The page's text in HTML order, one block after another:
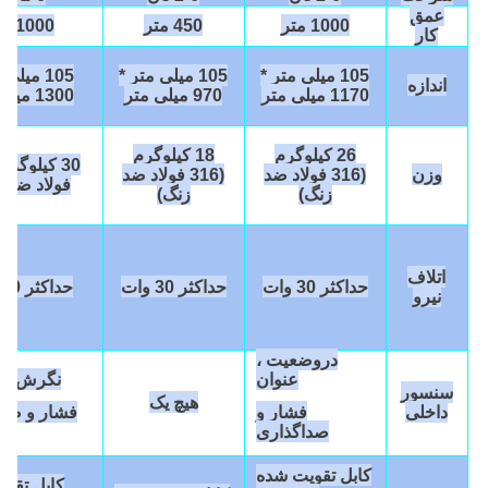
عمق
کار
1000 متر 450 متر 1000 متر
اندازه
105 میلی متر *
1170 میلی متر
105 میلی متر *
970 میلی متر
105
1300 میلی متر
وزن
26 کیلوگرم
(316 فولاد ضد
زنگ)
18 کیلوگرم
(316 فولاد ضد
زنگ)
فولاد ضد
اتلاف
نیرو
حداکثر 30 وات حداکثر 30 وات حداکثر0 وات
سنسور
داخلی
دروضعیت ،
عنوان
فشار و
صداگذاری
هیچ یک
نگرش ،
فشار و
کابل تقویت شده